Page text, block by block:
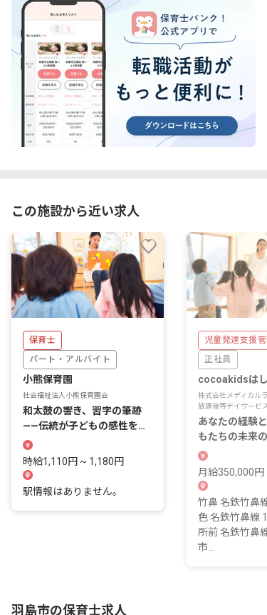
この施設から近い求人
保育士
パート・アルバイト
小熊保育園
社会福祉法人小熊保育園会
和太鼓の響き、習字の筆跡
——伝統が子どもの感性を育
てる
時給1,110円 ~ 1,180円
駅情報はありません。
児童発達支援管
正社員
cocoakidsはし
株式会社メディカル
放課後等デイサービ
あなたの経験
もたちの未来
ほしい。
月給350,000
竹鼻 名鉄竹鼻
色 名鉄竹鼻線
所前 名鉄竹鼻
市...
羽島市の保育士求人